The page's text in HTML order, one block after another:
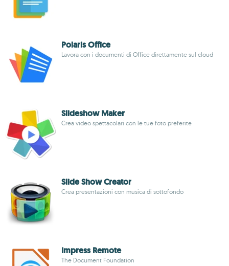
Polaris Office
Lavora con i documenti di Office direttamente sul cloud
Slideshow Maker
Crea video spettacolari con le tue foto preferite
Slide Show Creator
Crea presentazioni con musica di sottofondo
Impress Remote
The Document Foundation